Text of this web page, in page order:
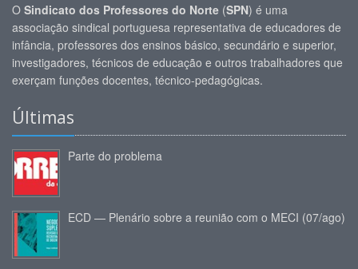
O Sindicato dos Professores do Norte (SPN) é uma
associação sindical portuguesa representativa de educadores de
infância, professores dos ensinos básico, secundário e superior,
investigadores, técnicos de educação e outros trabalhadores que
exerçam funções docentes, técnico-pedagógicas.
Últimas
Parte do problema
ECD — Plenário sobre a reunião com o MECI (07/ago)